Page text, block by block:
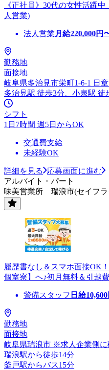
《正社員》30代の女性活躍
人営業)
法人営業 月給220,000円
勤務地
面接地
岐阜県多治見市栄町1-6-1 日
多治見駅 徒歩3分、小泉駅 徒
シフト
1日7時間 週5日からOK
交通費支給
未経験OK
詳細を見る
応募画面に進む
アルバイト・パート
味美営業所 瑞浪市(セイフラ
履歴書なし＆スマホ面接OK
個室寮】へ♪初月無料＆引越
警備スタッフ 日給10,600
勤務地
面接地
岐阜県瑞浪市 ※求人企業側に
瑞浪駅から徒歩14分
釜戸駅からバス15分